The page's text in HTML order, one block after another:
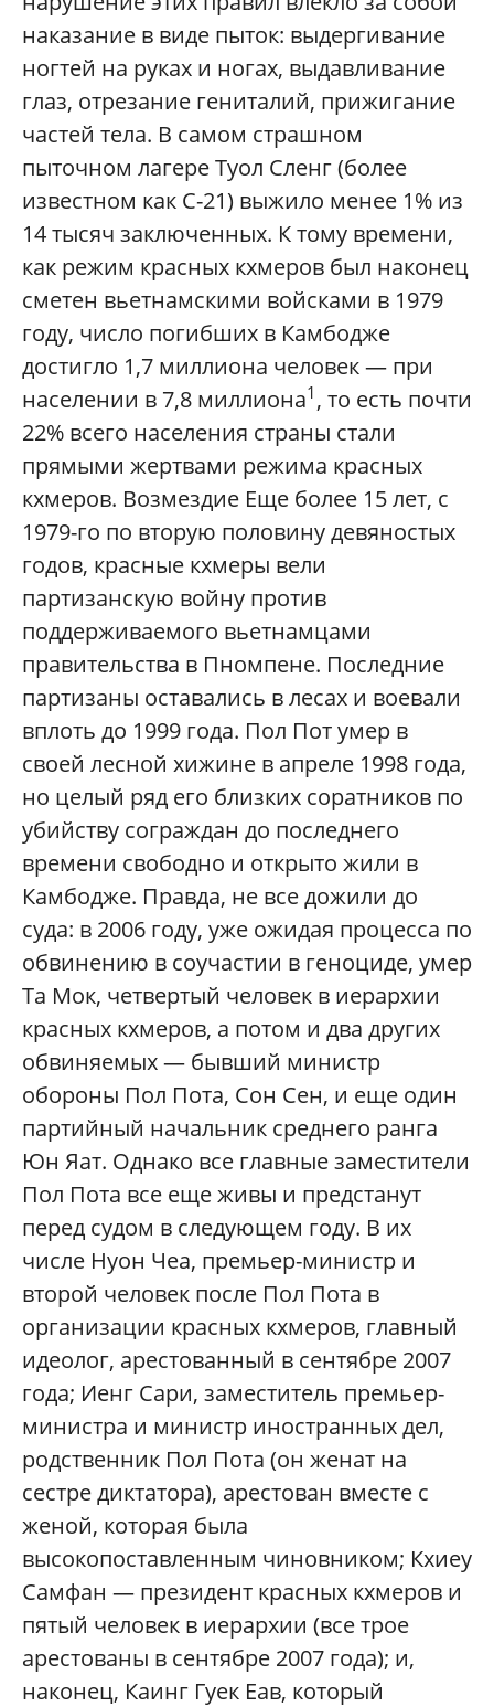
наказание в виде пыток: выдергивание
ногтей на руках и ногах, выдавливание
глаз, отрезание гениталий, прижигание
частей тела. В самом страшном
пыточном лагере Туол Сленг (более
известном как С-21) выжило менее 1% из
14 тысяч заключенных. К тому времени,
как режим красных кхмеров был наконец
сметен вьетнамскими войсками в 1979
году, число погибших в Камбодже
достигло 1,7 миллиона человек — при
населении в 7,8 миллиона1 , то есть почти
22% всего населения страны стали
прямыми жертвами режима красных
кхмеров. Возмездие Еще более 15 лет, с
1979-го по вторую половину девяностых
годов, красные кхмеры вели
партизанскую войну против
поддерживаемого вьетнамцами
правительства в Пномпене. Последние
партизаны оставались в лесах и воевали
вплоть до 1999 года. Пол Пот умер в
своей лесной хижине в апреле 1998 года,
но целый ряд его близких соратников по
убийству сограждан до последнего
времени свободно и открыто жили в
Камбодже. Правда, не все дожили до
суда: в 2006 году, уже ожидая процесса по
обвинению в соучастии в геноциде, умер
Та Мок, четвертый человек в иерархии
красных кхмеров, а потом и два других
обвиняемых — бывший министр
обороны Пол Пота, Сон Сен, и еще один
партийный начальник среднего ранга
Юн Яат. Однако все главные заместители
Пол Пота все еще живы и предстанут
перед судом в следующем году. В их
числе Нуон Чеа, премьер-министр и
второй человек после Пол Пота в
организации красных кхмеров, главный
идеолог, арестованный в сентябре 2007
года; Иенг Сари, заместитель премьер-
министра и министр иностранных дел,
родственник Пол Пота (он женат на
сестре диктатора), арестован вместе с
женой, которая была
высокопоставленным чиновником; Кхиеу
Самфан — президент красных кхмеров и
пятый человек в иерархии (все трое
арестованы в сентябре 2007 года); и,
наконец, Каинг Гуек Еав, который